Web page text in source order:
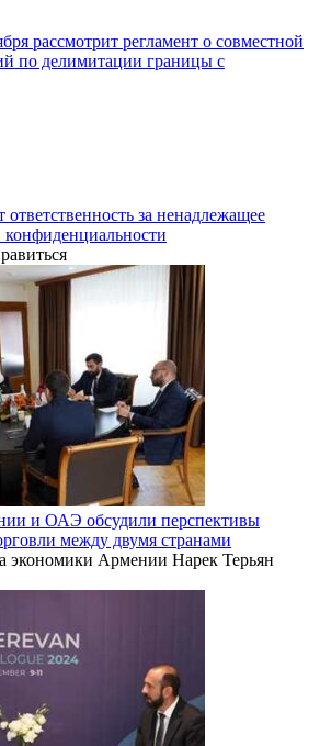
рассмотрит регламент о совместной
по делимитации границы с
за ненадлежащее
и ОАЭ обсудили перспективы
между двумя странами
экономики Армении Нарек Терьян